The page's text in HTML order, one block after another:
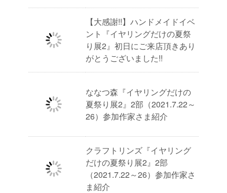
【大感謝!!】ハンドメイドイベ
ント『イヤリングだけの夏祭
り展2』初日にご来店頂きあり
がとうございました!!
ななつ森『イヤリングだけの
夏祭り展2』2部（2021.7.22～
26）参加作家さま紹介
クラフトリンズ『イヤリング
だけの夏祭り展2』2部
（2021.7.22～26）参加作家さ
ま紹介